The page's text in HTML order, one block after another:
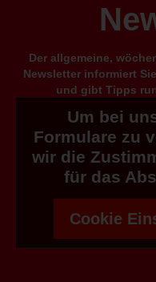
Der allgemeine,
Newsletter informiert
und gibt Tipps
Um bei
Formulare zu
wir die
für das
Cookie